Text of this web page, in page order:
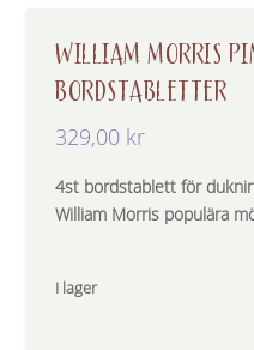
WILLIAM MORRIS
BORDSTABLETTER
329,00 kr
4st bordstablett för
William Morris populära
I lager